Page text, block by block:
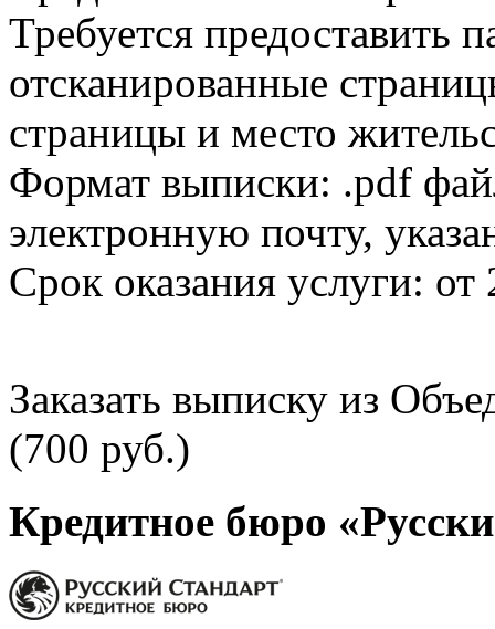
Требуется предоставить
отсканированные
страницы и место
Формат выписки: .pdf
электронную почту,
Срок оказания услуги: от
Заказать выписку из
(700 руб.)
Кредитное бюро